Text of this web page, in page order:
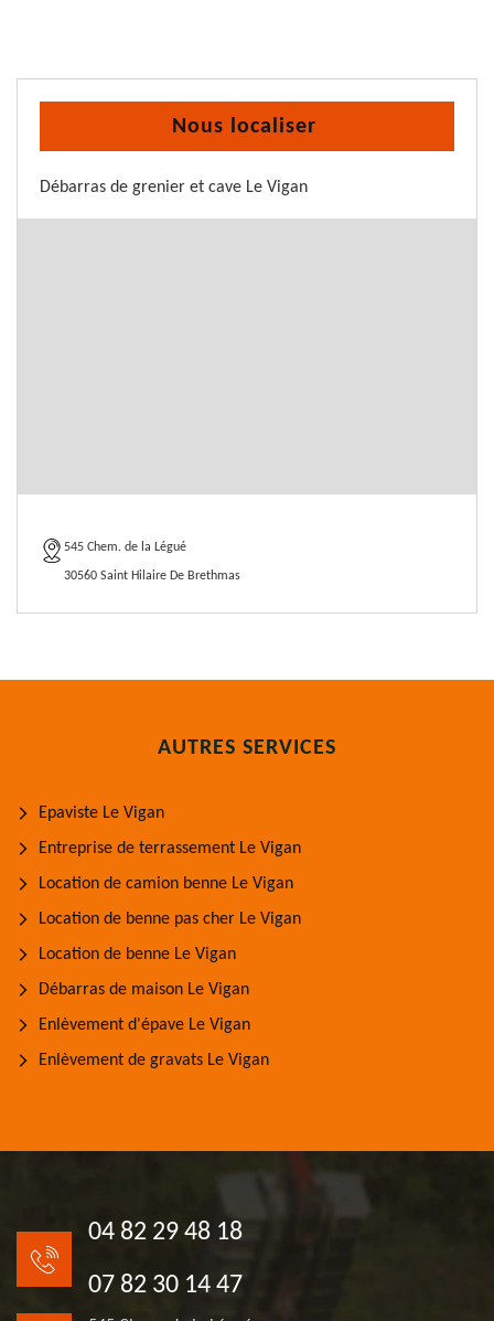
Nous localiser
Débarras de grenier et cave Le Vigan
545 Chem. de la Légué
30560 Saint Hilaire De Brethmas
AUTRES SERVICES
Epaviste Le Vigan
Entreprise de terrassement Le Vigan
Location de camion benne Le Vigan
Location de benne pas cher Le Vigan
Location de benne Le Vigan
Débarras de maison Le Vigan
Enlèvement d'épave Le Vigan
Enlèvement de gravats Le Vigan
04 82 29 48 18
07 82 30 14 47